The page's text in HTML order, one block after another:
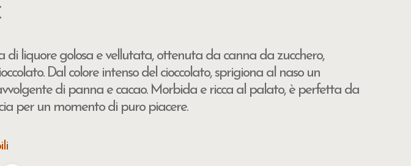
di liquore golosa e vellutata, ottenuta da canna da zucchero,
Dal colore intenso del cioccolato, sprigiona al naso un
di panna e cacao. Morbida e ricca al palato, è perfetta da
per un momento di puro piacere.